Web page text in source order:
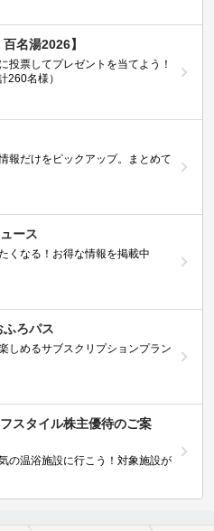
名湯2026】
投票してプレゼントを当てよう！
260名様）
報だけをピックアップ。まとめて
ース
くなる！お得な情報を掲載中
ふろパス
しめるサブスクリプションプラン
フスタイル株主優待のご案
の温浴施設に行こう！対象施設が